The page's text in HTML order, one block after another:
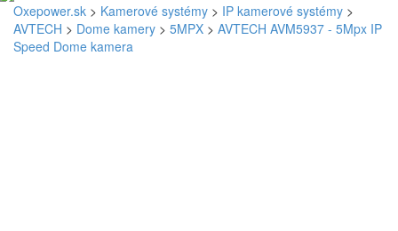
Oxepower.sk > Kamerové systémy > IP kamerové systémy >
AVTECH > Dome kamery > 5MPX > AVTECH AVM5937 - 5Mpx IP
Speed Dome kamera